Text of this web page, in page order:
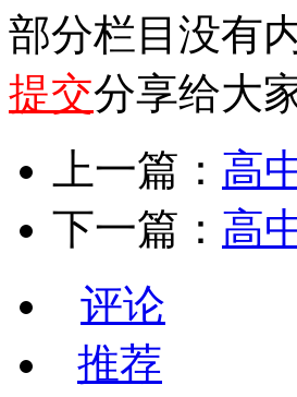
部分栏目没有
提交分享给大家
上一篇： 高
下一篇： 高
评论
推荐